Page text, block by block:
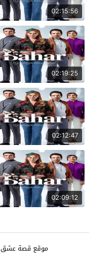
02:15:56
02:19:25
02:12:47
02:09:12
موقع قصة عشق